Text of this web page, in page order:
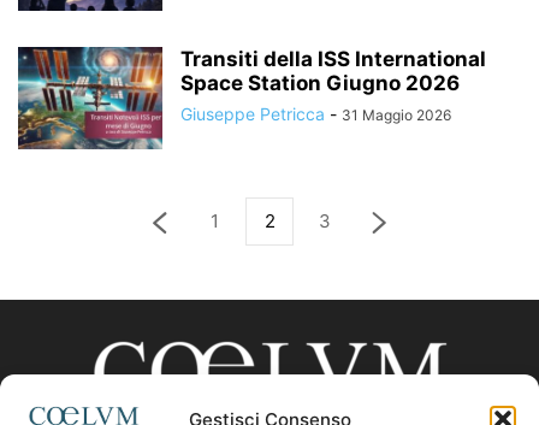
Gestisci Consenso
Transiti della ISS International
Space Station Giugno 2026
Giuseppe Petricca - 31 Maggio 2026
1 2 3